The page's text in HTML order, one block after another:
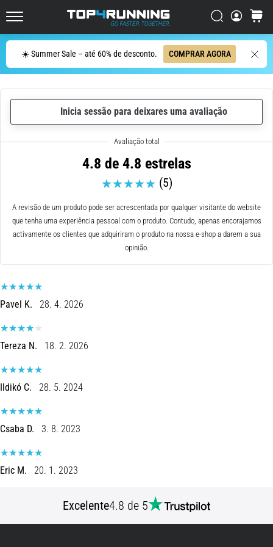
☀️ Summer Sale – até 60% de desconto. COMPRAR AGORA
Procurar
cesto
Procurar
resumido
em
frase:
dói,
mas
vale
pena!
Que
tipos
de…
8 minutos lendo
Corrida
vaivém
e
teste
beep:
O
que
e
como
são
o
Inicia sessão para deixares uma avaliação
4.8 de 4.8 estrelas
(5)
A revisão de um produto pode ser acrescentada por qualquer visitante do website
que tenha uma experiência pessoal com o produto. Contudo, apenas encorajamos
activamente os clientes que adquiriram o produto na nossa e-shop a darem a sua
opinião.
Pavel K. 28. 4. 2026
Tereza N. 18. 2. 2026
Ildikó C. 28. 5. 2024
Csaba D. 3. 8. 2023
Eric M. 20. 1. 2023
Excelente4.8 de 5